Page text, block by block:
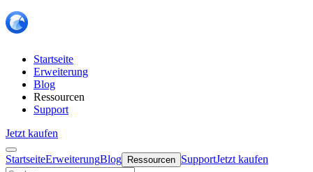
Startseite
Erweiterung
Blog
Ressourcen
Support
Jetzt kaufen
StartseiteErweiterungBlog Ressourcen SupportJetzt kaufen